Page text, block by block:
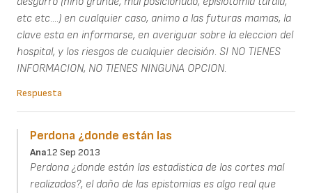
etc etc....) en cualquier caso, animo a las futuras mamas, la
clave esta en informarse, en averiguar sobre la eleccion del
hospital, y los riesgos de cualquier decisión. SI NO TIENES
INFORMACION, NO TIENES NINGUNA OPCION.
Respuesta
Perdona ¿donde están las
Ana12 Sep 2013
Perdona ¿donde están las estadistica de los cortes mal
realizados?, el daño de las epistomias es algo real que